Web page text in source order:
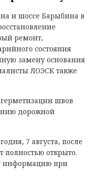
и шоссе Барыбина в
ремонт,
состояния
замену основания
ЛОЭСК также
швов
дорожной
7 августа, после
полностью открыто.
информацию при